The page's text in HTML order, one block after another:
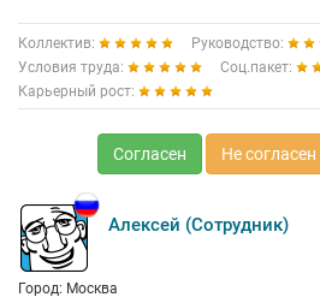
Коллектив:
Руководство:
Условия труда:
Соц.пакет:
Карьерный рост:
Согласен Не согласен
Алексей (Сотрудник)
Город: Москва